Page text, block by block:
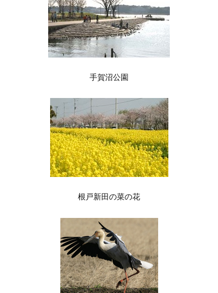
手賀沼公園
根戸新田の菜の花